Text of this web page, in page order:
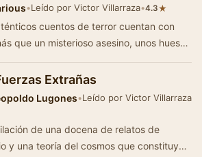
•Leído por Victor Villarraza•4.3★
cuentos de terror cuentan con
que un misterioso asesino, unos huesos
Extrañas
Lugones•Leído por Victor Villarraza
de una docena de relatos de
y una teoría del cosmos que constituyen